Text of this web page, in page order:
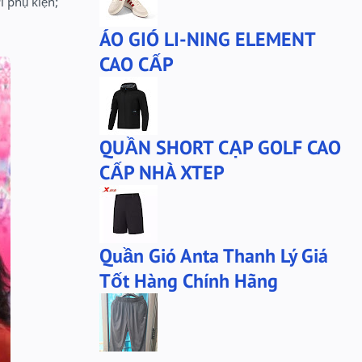
ÁO GIÓ LI-NING ELEMENT
CAO CẤP
QUẦN SHORT CẠP GOLF CAO
CẤP NHÀ XTEP
Quần Gió Anta Thanh Lý Giá
Tốt Hàng Chính Hãng